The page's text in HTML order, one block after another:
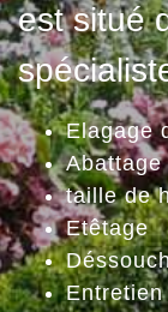
est situé
Elagage
Abattage
taille de
Etêtage